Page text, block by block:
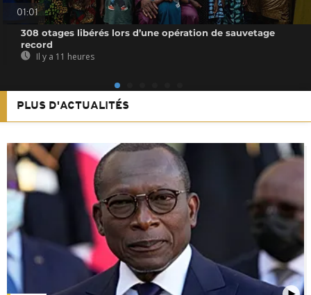
01:01
308 otages libérés lors d’une opération de sauvetage
record
Il y a 11 heures
PLUS D'ACTUALITÉS